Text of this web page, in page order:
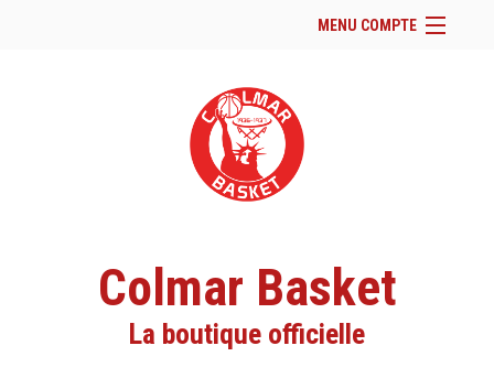
MENU COMPTE
Site Web du club
Se connecter
Panier ( vide
Colmar Basket
La boutique officielle